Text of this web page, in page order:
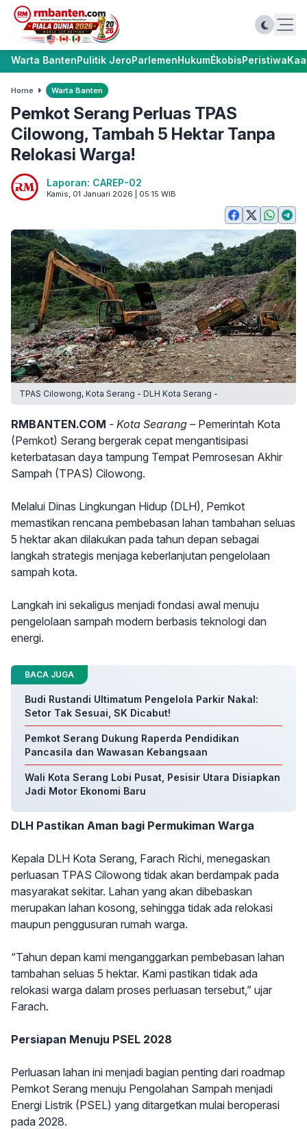
Warta BantenPulitik JeroParlemenHukumÉkobisPeristiwa
Home Warta Banten
Pemkot Serang Perluas TPAS
Cilowong, Tambah 5 Hektar Tanpa
Relokasi Warga!
Laporan: CAREP-02
Kamis, 01 Januari 2026 | 05:15 WIB
TPAS Cilowong, Kota Serang - DLH Kota Serang -
RMBANTEN.COM - Kota Searang –Pemerintah Kota
(Pemkot) Serang bergerak cepat mengantisipasi
keterbatasan daya tampung Tempat Pemrosesan Akhir
Sampah (TPAS) Cilowong.
Melalui Dinas Lingkungan Hidup (DLH), Pemkot
memastikan rencana pembebasan lahan tambahan seluas
5 hektar akan dilakukan pada tahun depan sebagai
langkah strategis menjaga keberlanjutan pengelolaan
sampah kota.
Langkah ini sekaligus menjadi fondasi awal menuju
pengelolaan sampah modern berbasis teknologi dan
energi.
BACA JUGA
Budi Rustandi Ultimatum Pengelola Parkir Nakal:
Setor Tak Sesuai, SK Dicabut!
Pemkot Serang Dukung Raperda Pendidikan
Pancasila dan Wawasan Kebangsaan
Wali Kota Serang Lobi Pusat, Pesisir Utara Disiapkan
Jadi Motor Ekonomi Baru
DLH Pastikan Aman bagi Permukiman Warga
Kepala DLH Kota Serang, Farach Richi, menegaskan
perluasan TPAS Cilowong tidak akan berdampak pada
masyarakat sekitar. Lahan yang akan dibebaskan
merupakan lahan kosong, sehingga tidak ada relokasi
maupun penggusuran rumah warga.
“Tahun depan kami menganggarkan pembebasan lahan
tambahan seluas 5 hektar. Kami pastikan tidak ada
relokasi warga dalam proses perluasan tersebut,” ujar
Farach.
Persiapan Menuju PSEL 2028
Perluasan lahan ini menjadi bagian penting dari roadmap
Pemkot Serang menuju Pengolahan Sampah menjadi
Energi Listrik (PSEL) yang ditargetkan mulai beroperasi
pada 2028.